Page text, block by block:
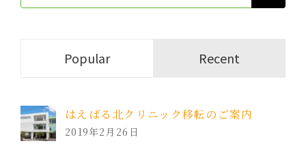
Popular Recent
はえばる北クリニック移転のご案内
2019年2月26日